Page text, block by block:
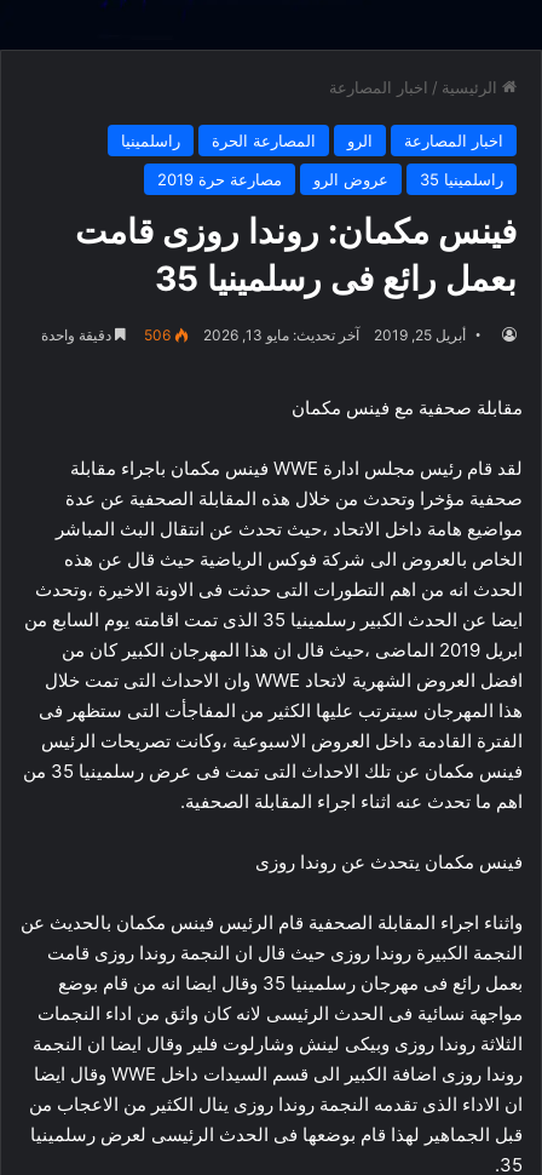
الرئيسية / اخبار المصارعة
اخبار المصارعة الرو المصارعة الحرة
راسلمينيا
راسلمينيا 35
عروض الرو مصارعة حرة 2019
فينس مكمان: روندا روزى قامت
بعمل رائع فى رسلمينيا 35
أبريل 25, 2019 آخر تحديث: مايو 13, 2026 506 دقيقة واحدة
مقابلة صحفية مع فينس مكمان
لقد قام رئيس مجلس ادارة WWE فينس مكمان باجراء مقابلة
صحفية مؤخرا وتحدث من خلال هذه المقابلة الصحفية عن عدة
مواضيع هامة داخل الاتحاد ،حيث تحدث عن انتقال البث المباشر
الخاص بالعروض الى شركة فوكس الرياضية حيث قال عن هذه
الحدث انه من اهم التطورات التى حدثت فى الاونة الاخيرة ،وتحدث
ايضا عن الحدث الكبير رسلمينيا 35 الذى تمت اقامته يوم السابع من
ابريل 2019 الماضى ،حيث قال ان هذا المهرجان الكبير كان من
افضل العروض الشهرية لاتحاد WWE وان الاحداث التى تمت خلال
هذا المهرجان سيترتب عليها الكثير من المفاجأت التى ستظهر فى
الفترة القادمة داخل العروض الاسبوعية ،وكانت تصريحات الرئيس
فينس مكمان عن تلك الاحداث التى تمت فى عرض رسلمينيا 35 من
اهم ما تحدث عنه اثناء اجراء المقابلة الصحفية.
فينس مكمان يتحدث عن روندا روزى
واثناء اجراء المقابلة الصحفية قام الرئيس فينس مكمان بالحديث عن
النجمة الكبيرة روندا روزى حيث قال ان النجمة روندا روزى قامت
بعمل رائع فى مهرجان رسلمينيا 35 وقال ايضا انه من قام بوضع
مواجهة نسائية فى الحدث الرئيسى لانه كان واثق من اداء النجمات
الثلاثة روندا روزى وبيكى لينش وشارلوت فلير وقال ايضا ان النجمة
روندا روزى اضافة الكبير الى قسم السيدات داخل WWE وقال ايضا
ان الاداء الذى تقدمه النجمة روندا روزى ينال الكثير من الاعجاب من
قبل الجماهير لهذا قام بوضعها فى الحدث الرئيسى لعرض رسلمينيا
35.